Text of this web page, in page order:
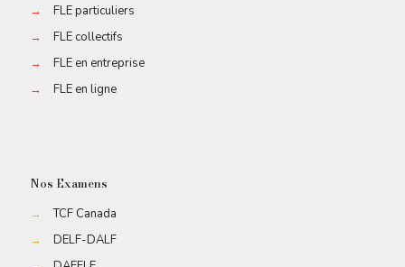
→
FLE particuliers
→
FLE collectifs
→
FLE en entreprise
→
FLE en ligne
Nos Examens
→
TCF Canada
→
DELF-DALF